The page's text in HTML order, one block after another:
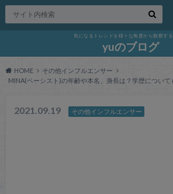
気になるトレンドを様々な角度から観察す
yuのブログ
HOME
その他インフルエンサー
MINA(ベーシスト)の年齢や本名、身長は？学歴について
2021.09.19 その他インフルエンサー